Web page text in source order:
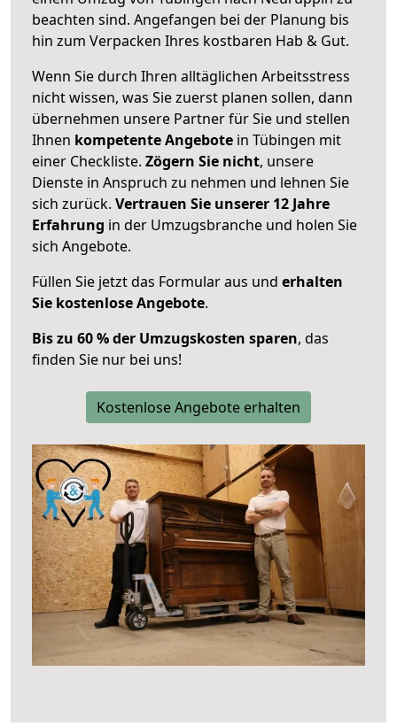
beachten sind. Angefangen bei der Planung bis
hin zum Verpacken Ihres kostbaren Hab & Gut.
Wenn Sie durch Ihren alltäglichen Arbeitsstress
nicht wissen, was Sie zuerst planen sollen, dann
übernehmen unsere Partner für Sie und stellen
Ihnen kompetente Angebote in Tübingen mit
einer Checkliste. Zögern Sie nicht, unsere
Dienste in Anspruch zu nehmen und lehnen Sie
sich zurück. Vertrauen Sie unserer 12 Jahre
Erfahrung in der Umzugsbranche und holen Sie
sich Angebote.
Füllen Sie jetzt das Formular aus und erhalten
Sie kostenlose Angebote.
Bis zu 60 % der Umzugskosten sparen, das
finden Sie nur bei uns!
Kostenlose Angebote erhalten